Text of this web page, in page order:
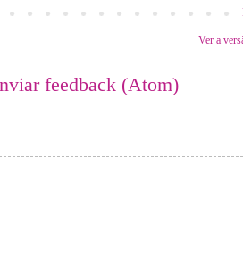
Ver a
feedback (Atom)